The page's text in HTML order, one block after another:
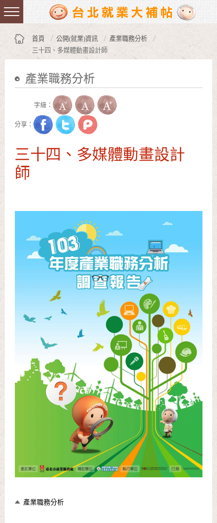
跳到主要內容區塊
:::
首頁 公開(就業)資訊
產業職務分析
三十四、多媒體動畫設計師
產業職務分析
字級：
分享：
三十四、多媒體動畫設計
師
產業職務分析